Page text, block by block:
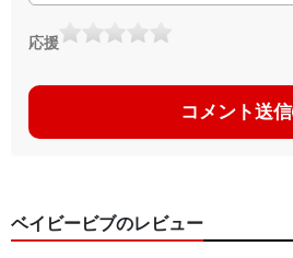
応援
コメント送信
ベイビービブのレビュー